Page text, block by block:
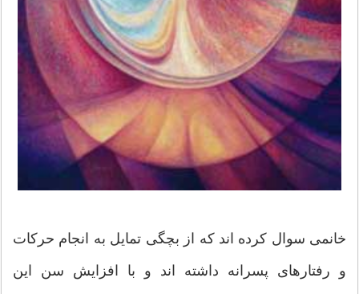
خانمی سوال کرده اند که از بچگی تمایل به انجام حرکات
و رفتارهای پسرانه داشته اند و با افزایش سن این